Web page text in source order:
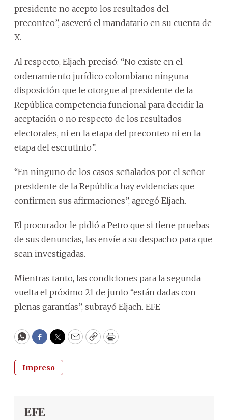
presidente no acepto los resultados del
preconteo”, aseveró el mandatario en su cuenta de
X.
Al respecto, Eljach precisó: “No existe en el
ordenamiento jurídico colombiano ninguna
disposición que le otorgue al presidente de la
República competencia funcional para decidir la
aceptación o no respecto de los resultados
electorales, ni en la etapa del preconteo ni en la
etapa del escrutinio”.
“En ninguno de los casos señalados por el señor
presidente de la República hay evidencias que
confirmen sus afirmaciones”, agregó Eljach.
El procurador le pidió a Petro que si tiene pruebas
de sus denuncias, las envíe a su despacho para que
sean investigadas.
Mientras tanto, las condiciones para la segunda
vuelta el próximo 21 de junio “están dadas con
plenas garantías”, subrayó Eljach. EFE
WhatsApp
Facebook
Twitter
EmailCopyPrint
Impreso
EFE